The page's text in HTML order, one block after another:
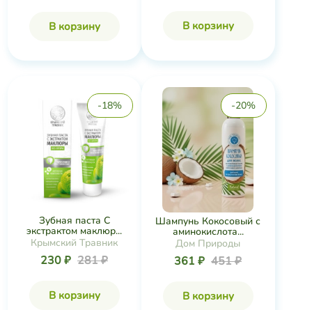
В корзину В корзину
-18%
Зубная паста С
экстрактом маклюр...
Крымский Травник
230 ₽ 281 ₽
В корзину
-20%
Шампунь Кокосовый с
аминокислота...
Дом Природы
361 ₽ 451 ₽
В корзину